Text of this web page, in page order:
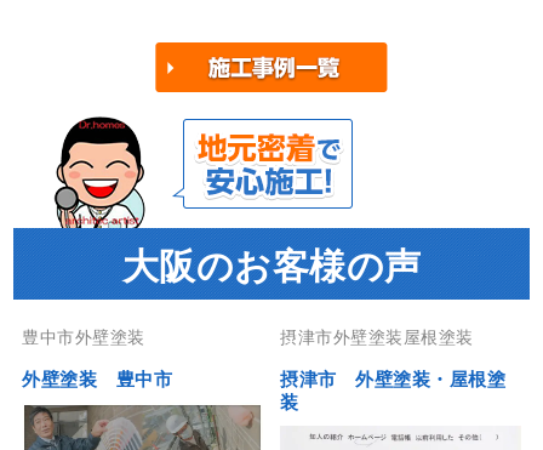
大阪のお客様の声
豊中市外壁塗装
外壁塗装 豊中市
摂津市外壁塗装屋根塗装
摂津市 外壁塗装・屋根塗
装